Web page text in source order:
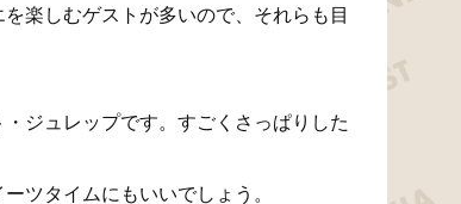
楽しむゲストが多いので、それらも目
ジュレップです。すごくさっぱりした
ツタイムにもいいでしょう。